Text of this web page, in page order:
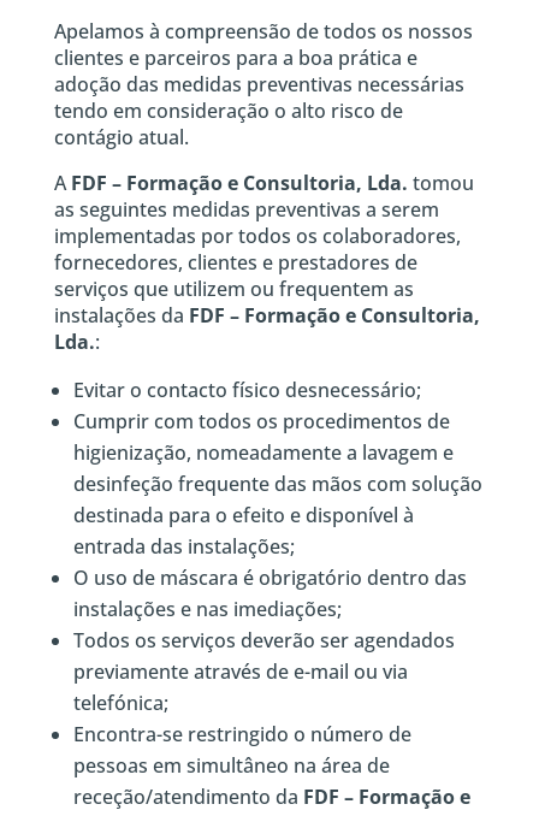
Apelamos à compreensão de todos os nossos
clientes e parceiros para a boa prática e
adoção das medidas preventivas necessárias
tendo em consideração o alto risco de
contágio atual.
AFDF – Formação e Consultoria, Lda. tomou
as seguintes medidas preventivas a serem
implementadas por todos os colaboradores,
fornecedores, clientes e prestadores de
serviços que utilizem ou frequentem as
instalações da FDF – Formação e Consultoria,
Lda.:
Evitar o contacto físico desnecessário;
Cumprir com todos os procedimentos de
higienização, nomeadamente a lavagem e
desinfeção frequente das mãos com solução
destinada para o efeito e disponível à
entrada das instalações;
O uso de máscara é obrigatório dentro das
instalações e nas imediações;
Todos os serviços deverão ser agendados
previamente através de e-mail ou via
telefónica;
Encontra-se restringido o número de
pessoas em simultâneo na área de
receção/atendimento da FDF – Formação e